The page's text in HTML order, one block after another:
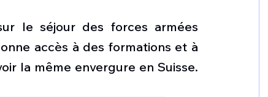
le séjour des forces armées
accès à des formations et à
la même envergure en Suisse.